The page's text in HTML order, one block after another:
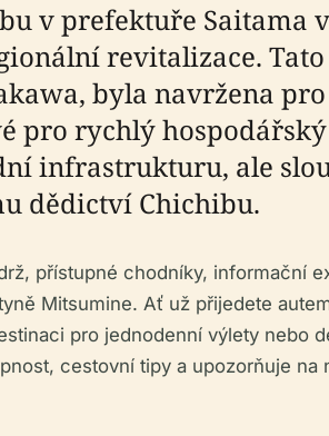
v prefektuře Saitama
revitalizace.
byla navržena
pro rychlý
infrastrukturu, ale
dědictví Chichibu.
přístupné chodníky, informační
Mitsumine. Ať už přijedete
pro jednodenní výlety nebo
cestovní tipy a upozorňuje na